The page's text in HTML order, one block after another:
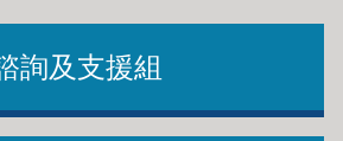
詢及支援組